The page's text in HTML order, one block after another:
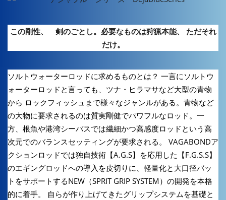
この剛性、 剣のごとし。必要なものは狩猟本能、 ただそれ
だけ。
ソルトウォーターロッドに求めるものとは？ 一言にソルトウ
ォーターロッドと言っても、ツナ・ヒラマサなど大型の青物
から ロックフィッシュまで様々なジャンルがある。青物など
の大物に要求されるのは質実剛健でパワフルなロッド。一
方、根魚や港湾シーバスでは繊細かつ高感度ロッドという高
次元でのバランスセッティングが要求される。 VAGABONDア
クションロッドでは独自技術【A.G.S】を応用した【F.G.S.S】
のエギングロッドへの導入を皮切りに、軽量化と大口径バッ
トをサポートするNEW（SPRIT GRIP SYSTEM）の開発を本格
的に着手。 自らが作り上げてきたグリップシステムを基礎と